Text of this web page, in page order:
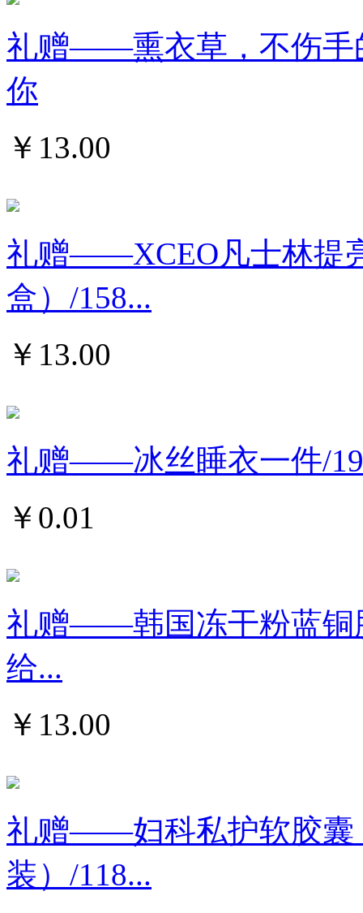
礼赠——熏衣草，不伤手
你
￥ 13.00
礼赠——XCEO凡士林提
盒）/158...
￥ 13.00
礼赠——冰丝睡衣一件/
￥ 0.01
礼赠——韩国冻干粉蓝铜
给...
￥ 13.00
礼赠——妇科私护软胶囊
装）/118...